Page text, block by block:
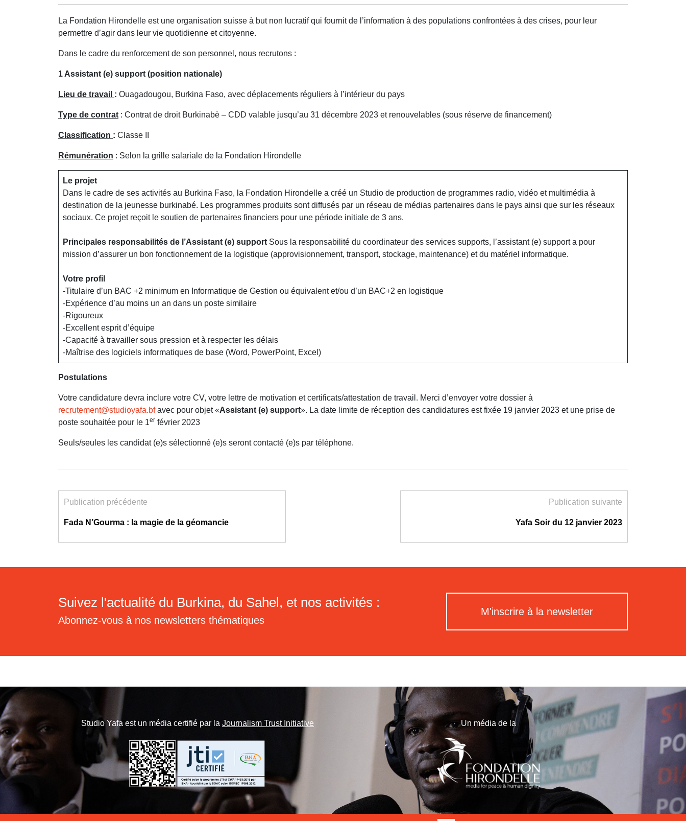
La Fondation Hirondelle est une organisation suisse à but non lucratif qui fournit de l’information à des populations confrontées à des crises, pour leur
permettre d’agir dans leur vie quotidienne et citoyenne.
Dans le cadre du renforcement de son personnel, nous recrutons :
1 Assistant (e) support (position nationale)
Lieu de travail : Ouagadougou, Burkina Faso, avec déplacements réguliers à l’intérieur du pays
Type de contrat : Contrat de droit Burkinabè – CDD valable jusqu’au 31 décembre 2023 et renouvelables (sous réserve de financement)
Classification : Classe II
Rémunération : Selon la grille salariale de la Fondation Hirondelle
Le projet
Dans le cadre de ses activités au Burkina Faso, la Fondation Hirondelle a créé un Studio de production de programmes radio, vidéo et multimédia à
destination de la jeunesse burkinabé. Les programmes produits sont diffusés par un réseau de médias partenaires dans le pays ainsi que sur les réseaux
sociaux. Ce projet reçoit le soutien de partenaires financiers pour une période initiale de 3 ans.
Principales responsabilités de l’Assistant (e) support Sous la responsabilité du coordinateur des services supports, l’assistant (e) support a pour
mission d’assurer un bon fonctionnement de la logistique (approvisionnement, transport, stockage, maintenance) et du matériel informatique.
Votre profil
-Titulaire d’un BAC +2 minimum en Informatique de Gestion ou équivalent et/ou d’un BAC+2 en logistique
-Expérience d’au moins un an dans un poste similaire
-Rigoureux
-Excellent esprit d’équipe
-Capacité à travailler sous pression et à respecter les délais
-Maîtrise des logiciels informatiques de base (Word, PowerPoint, Excel)
Postulations
Votre candidature devra inclure votre CV, votre lettre de motivation et certificats/attestation de travail. Merci d’envoyer votre dossier à
recrutement@studioyafa.bfavec pour objet «Assistant (e) support». La date limite de réception des candidatures est fixée 19 janvier 2023 et une prise de
poste souhaitée pour le 1er février 2023
Seuls/seules les candidat (e)s sélectionné (e)s seront contacté (e)s par téléphone.
Publication précédente
Fada N’Gourma : la magie de la géomancie
Publication suivante
Yafa Soir du 12 janvier 2023
Suivez l'actualité du Burkina, du Sahel, et nos activités :
Abonnez-vous à nos newsletters thématiques
M'inscrire à la newsletter
Studio Yafa est un média certifié par la Journalism Trust Initiative Un média de la